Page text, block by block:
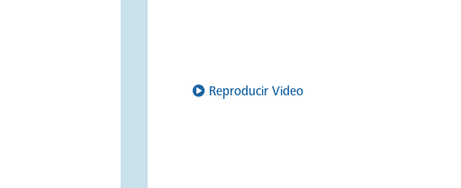
Reproducir Video